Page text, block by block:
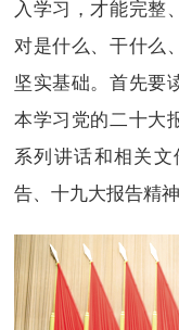
入学习，才能完整
对是什么、干什么
坚实基础。首先要
本学习党的二十大
系列讲话和相关
告、十九大报告精